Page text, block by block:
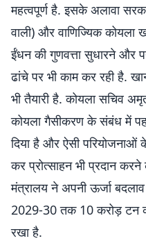
महत्वपूर्ण है. इसके अलावा
वाली) और वाणिज्यिक कोयला
ईंधन की गुणवत्ता सुधारने और
ढांचे पर भी काम कर रही है.
भी तैयारी है. कोयला सचिव
कोयला गैसीकरण के संबंध में
दिया है और ऐसी परियोजनाओं
कर प्रोत्साहन भी प्रदान
मंत्रालय ने अपनी ऊर्जा
2029-30 तक 10 करोड़ टन
रखा है.